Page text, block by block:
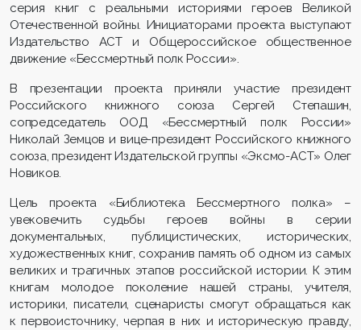
серия книг с реальными историями героев Великой
Отечественной войны. Инициаторами проекта выступают
Издательство АСТ и Общероссийское общественное
движение «Бессмертный полк России».
В презентации проекта приняли участие президент
Российского книжного союза Сергей Степашин,
сопредседатель ООД «Бессмертный полк России»
Николай Земцов и вице-президент Российского книжного
союза, президент Издательской группы «Эксмо-АСТ» Олег
Новиков.
Цель проекта «Библиотека Бессмертного полка» –
увековечить судьбы героев войны в серии
документальных, публицистических, исторических,
художественных книг, сохранив память об одном из самых
великих и трагичных этапов российской истории. К этим
книгам молодое поколение нашей страны, учителя,
историки, писатели, сценаристы смогут обращаться как
к первоисточнику, черпая в них и историческую правду,